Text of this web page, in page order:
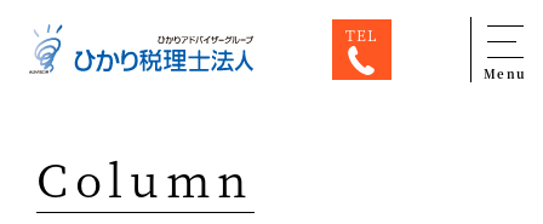
TEL
Menu
専門家一覧
Column